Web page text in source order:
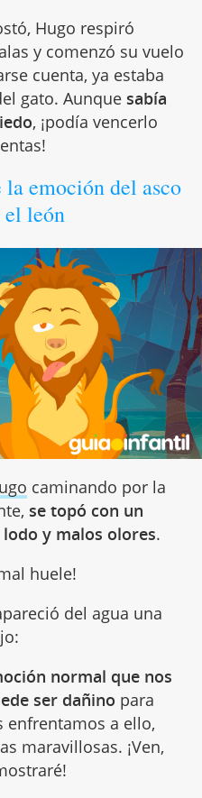
Hugo respiró
y comenzó su vuelo
cuenta, ya estaba
gato. Aunque sabía
, ¡podía vencerlo
emoción del asco
león
caminando por la
se topó con un
y malos olores.
huele!
del agua una
normal que nos
ser dañino para
enfrentamos a ello,
maravillosas. ¡Ven,